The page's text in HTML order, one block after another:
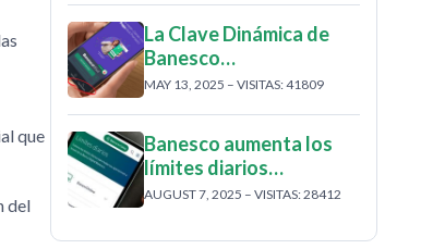
que
del
La Clave Dinámica de
Banesco…
MAY 13, 2025 – VISITAS: 41809
Banesco aumenta los
límites diarios…
AUGUST 7, 2025 – VISITAS: 28412